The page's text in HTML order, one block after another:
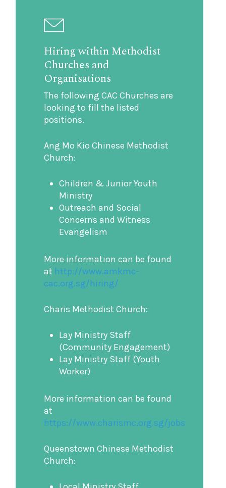
Hiring within Methodist
Churches and
Organisations
The following CAC Churches are
looking to fill the listed
positions.
Ang Mo Kio Chinese Methodist
Church:
Children & Junior Youth
Ministry
Outreach and Social
Concerns and Witness
Evangelism
More information can be found
at http://www.amkmc-
cac.org.sg/hiring/
Charis Methodist Church:
Lay Ministry Staff
(Community Engagement)
Lay Ministry Staff (Youth
Worker)
More information can be found
at
https://www.charismc.org.sg/jobs
Queenstown Chinese Methodist
Church: